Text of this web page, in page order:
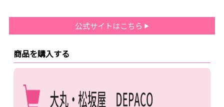
公式サイトはこちら
商品を購入する